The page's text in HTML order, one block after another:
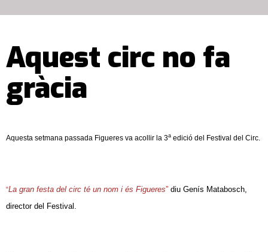
Aquest circ no fa
gràcia
Aquesta setmana passada Figueres va acollir la 3a edició del Festival del Circ.
“La gran festa del circ té un nom i és Figueres” diu Genís Matabosch,
director del Festival.